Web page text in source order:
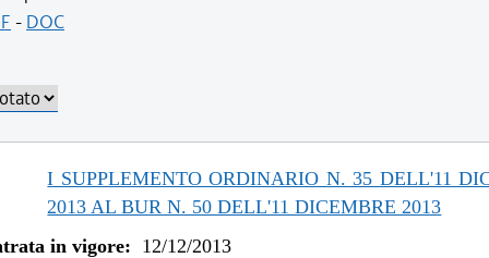
al 31/12/2017
al 14/04/2017
al 14/12/2016
al 31/12/2015
al 10/08/2015
2015 al 20/05/2015
- DOC
I SUPPLEMENTO ORDINARIO N. 35 DELL'11
2013 AL BUR N. 50 DELL'11 DICEMBRE 2013
in vigore: 12/12/2013